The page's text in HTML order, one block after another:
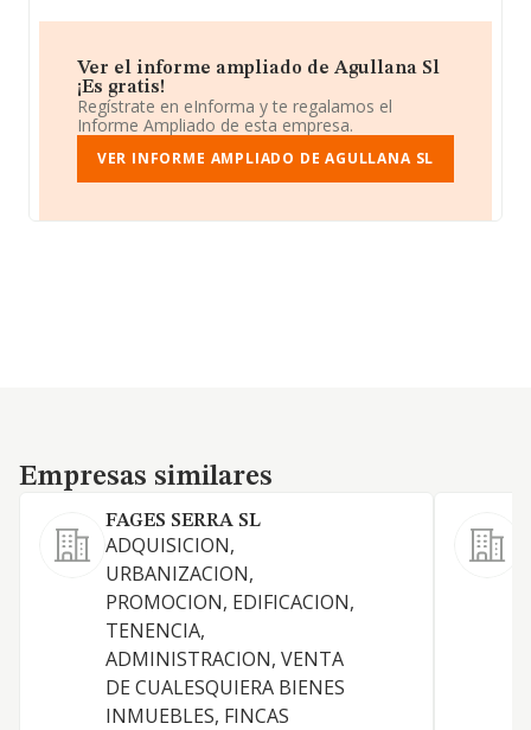
Ver el informe ampliado de Agullana Sl
¡Es gratis!
Regístrate en eInforma y te regalamos el
Informe Ampliado de esta empresa.
VER INFORME AMPLIADO DE AGULLANA SL
Empresas similares
Empresas similares
FAGES SERRA SL
ADQUISICION,
URBANIZACION,
PROMOCION, EDIFICACION,
TENENCIA,
ADMINISTRACION, VENTA
DE CUALESQUIERA BIENES
INMUEBLES, FINCAS